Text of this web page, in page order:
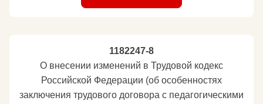
1182247-8
О внесении изменений в Трудовой кодекс
Российской Федерации (об особенностях
заключения трудового договора с педагогическими